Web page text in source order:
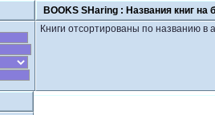
BOOKS SHaring : Названия книг на
Книги отсортированы по названию в